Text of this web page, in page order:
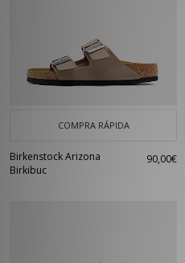
COMPRA RÁPIDA
Birkenstock Arizona
Birkibuc
90,00€